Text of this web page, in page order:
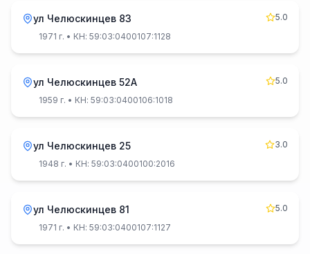
ул Челюскинцев 83
5.0
1971 г. • КН: 59:03:0400107:1128
ул Челюскинцев 52А
5.0
1959 г. • КН: 59:03:0400106:1018
ул Челюскинцев 25
3.0
1948 г. • КН: 59:03:0400100:2016
ул Челюскинцев 81
5.0
1971 г. • КН: 59:03:0400107:1127